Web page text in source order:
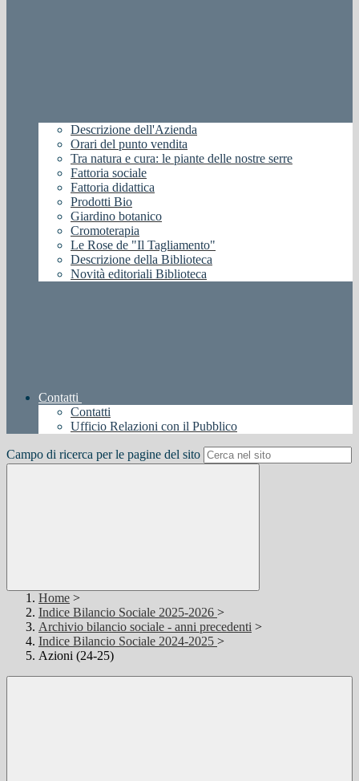
Descrizione dell'Azienda
Orari del punto vendita
Tra natura e cura: le piante delle nostre serre
Fattoria sociale
Fattoria didattica
Prodotti Bio
Giardino botanico
Cromoterapia
Le Rose de "Il Tagliamento"
Descrizione della Biblioteca
Novità editoriali Biblioteca
Contatti
Contatti
Ufficio Relazioni con il Pubblico
Campo di ricerca per le pagine del sito
Home >
Indice Bilancio Sociale 2025-2026 >
Archivio bilancio sociale - anni precedenti >
Indice Bilancio Sociale 2024-2025 >
Azioni (24-25)